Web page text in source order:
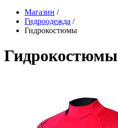
Магазин /
Гидроодежда /
Гидрокостюмы
Гидрокостюмы